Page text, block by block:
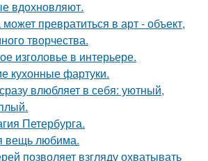
вдохновляют.
превратиться в арт - объект,
творчества.
изголовье в интерьере.
кухонные фартуки.
влюбляет в себя: уютный,
Петербурга.
вещь любима.
позволяет взгляду охватывать